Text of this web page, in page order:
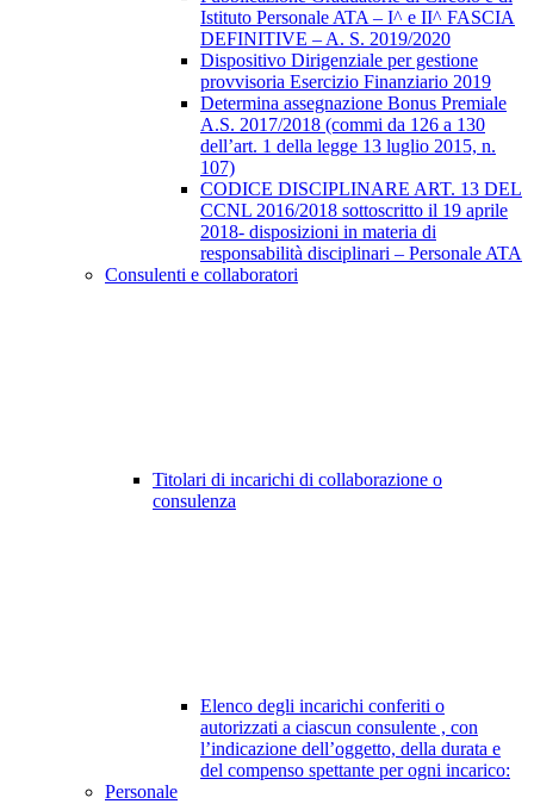
Istituto Personale ATA – I^ e II^ FASCIA
DEFINITIVE – A. S. 2019/2020
Dispositivo Dirigenziale per gestione
provvisoria Esercizio Finanziario 2019
Determina assegnazione Bonus Premiale
A.S. 2017/2018 (commi da 126 a 130
dell’art. 1 della legge 13 luglio 2015, n.
107)
CODICE DISCIPLINARE ART. 13 DEL
CCNL 2016/2018 sottoscritto il 19 aprile
2018- disposizioni in materia di
responsabilità disciplinari – Personale ATA
Consulenti e collaboratori
Titolari di incarichi di collaborazione o
consulenza
Elenco degli incarichi conferiti o
autorizzati a ciascun consulente , con
l’indicazione dell’oggetto, della durata e
del compenso spettante per ogni incarico:
Personale